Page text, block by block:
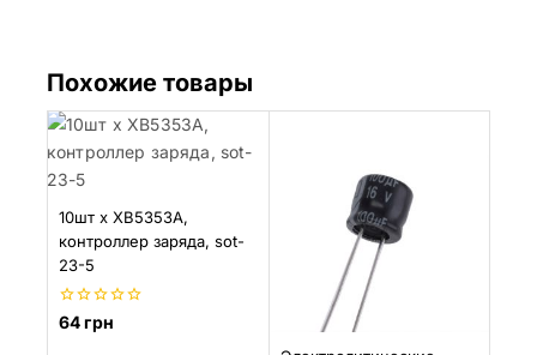
Похожие товары
10шт х XB5353A,
контроллер заряда, sot-
23-5
0
64грн